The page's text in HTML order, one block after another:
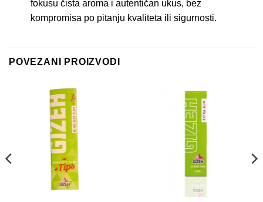
fokusu čista aroma i autentičan ukus, bez
kompromisa po pitanju kvaliteta ili sigurnosti.
POVEZANI PROIZVODI